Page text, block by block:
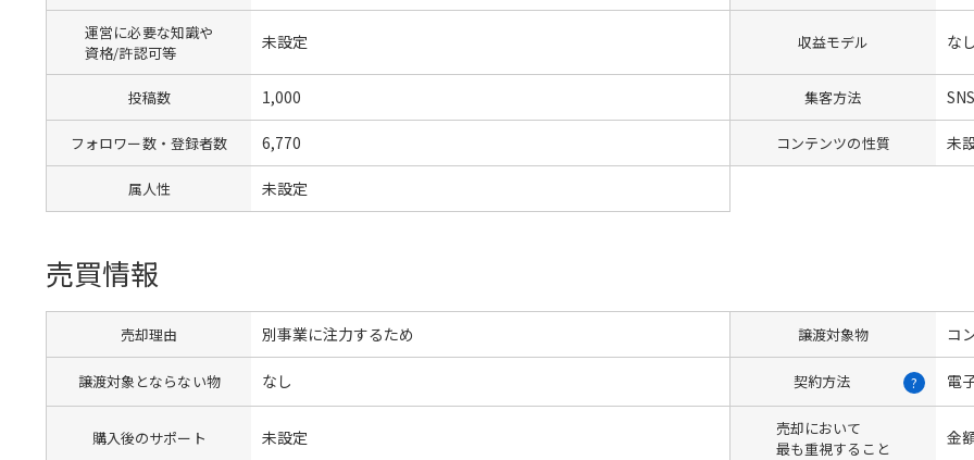
運営に必要な知識や
資格/許認可等
未設定 収益モデル なし
投稿数 1,000 集客方法 SNS
フォロワー数・登録者数 6,770 コンテンツの性質 未
属人性 未設定
売買情報
売却理由 別事業に注力するため 譲渡対象物 コ
譲渡対象とならない物 なし 契約方法 ? 電
購入後のサポート 未設定
売却において
最も重視すること
金